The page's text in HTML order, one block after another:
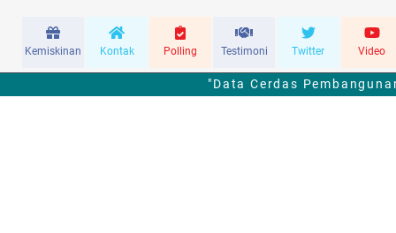
Kemiskinan Kontak Polling Testimoni Twitter Video
"Data Cerdas